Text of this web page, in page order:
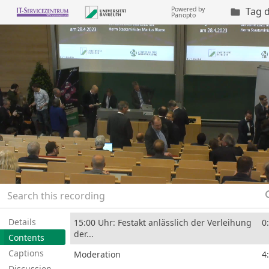
Powered by
Panopto  Tag
Details
Contents
Captions
15:00 Uhr: Festakt anlässlich der Verleihung
der...
Moderation